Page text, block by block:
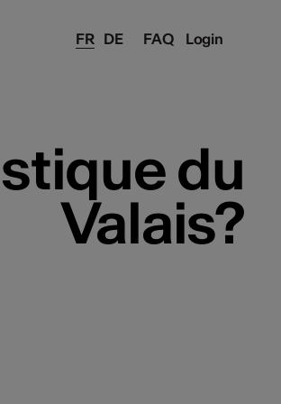
FAQ Login
FR DE
du
Valais?
du
Valais?